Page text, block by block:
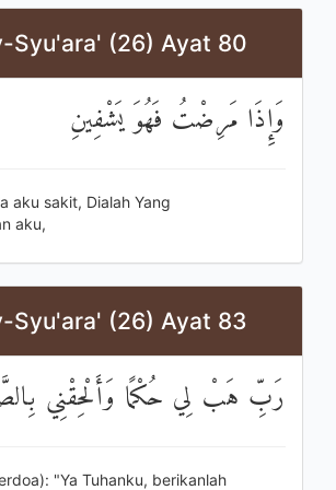
Syu'ara' (26) Ayat 80
وَإِذَا مَرِضْتُ فَهُوَ يَشْفِينِ
aku sakit, Dialah Yang
aku,
Syu'ara' (26) Ayat 83
رَبِّ هَبْ لِي حُكْمًا وَأَلْحِقْنِي
"Ya Tuhanku, berikanlah